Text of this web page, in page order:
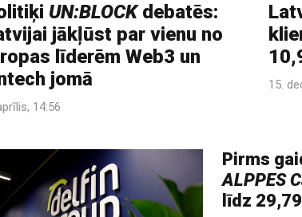
UN:BLOCKdebatēs:
jākļūst par vienu no
līderēm Web3 un
jomā
14:56
15.
Pirms
ALPPES
līdz